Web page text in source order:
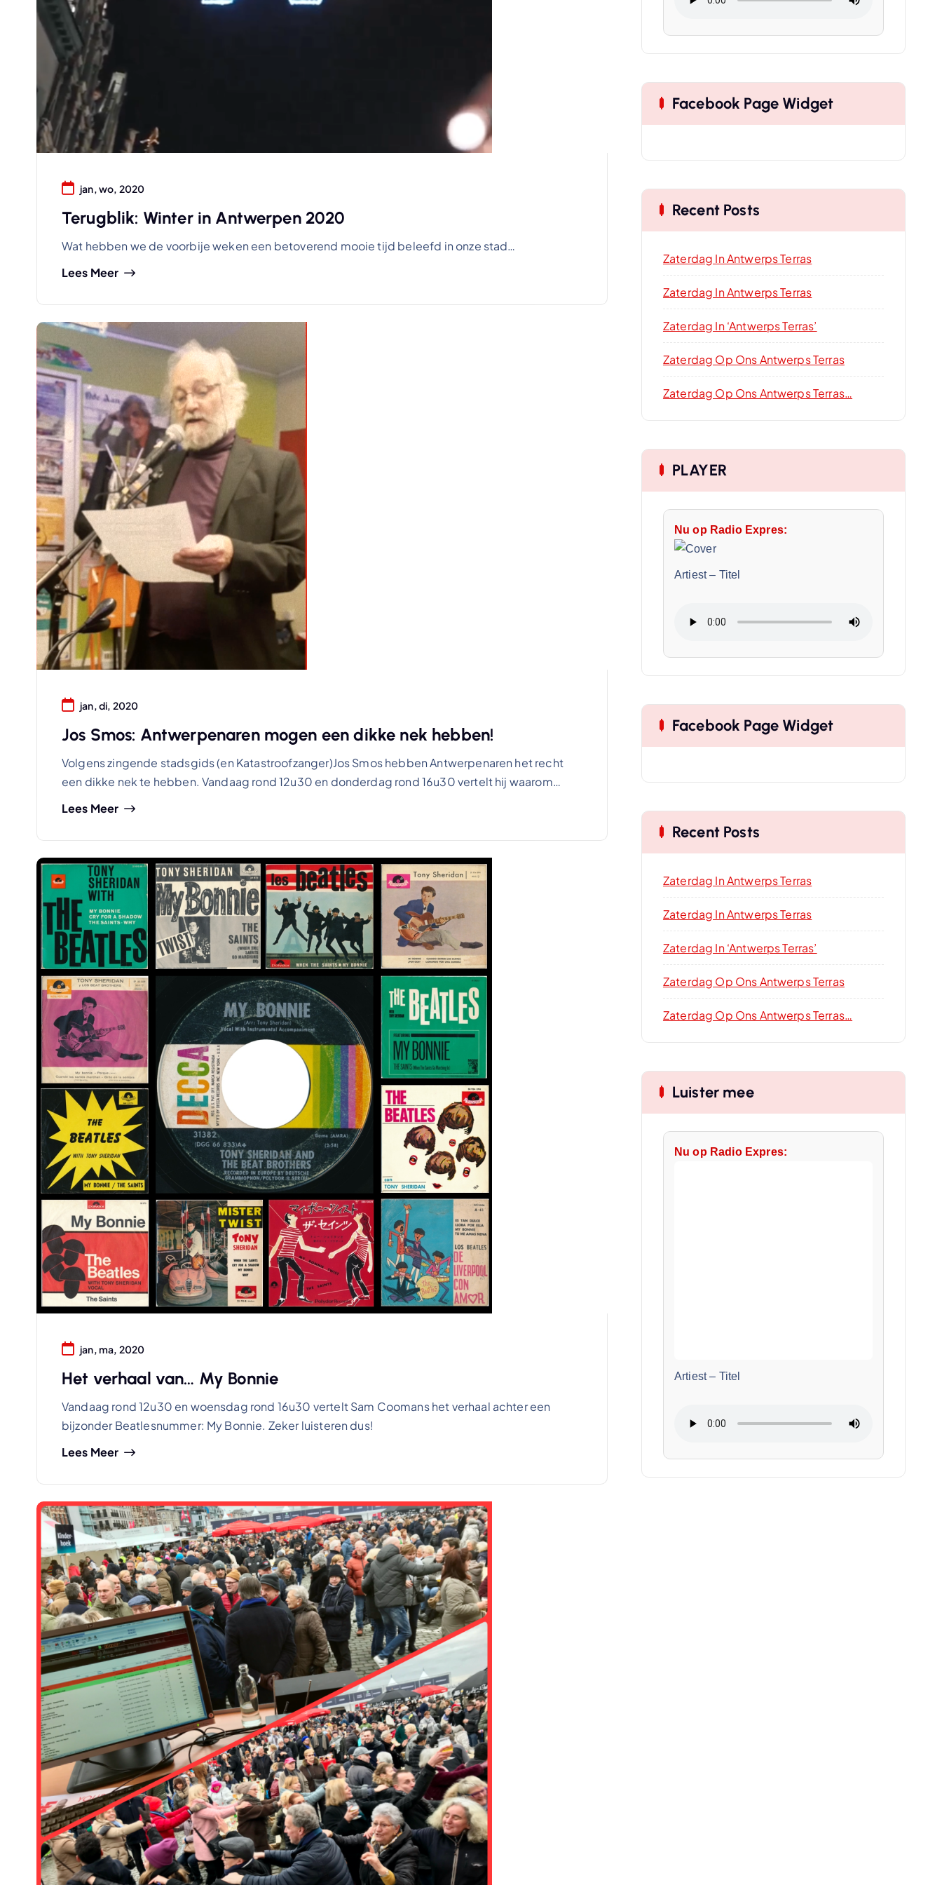
jan, wo, 2020
Terugblik: Winter in Antwerpen 2020
Wat hebben we de voorbije weken een betoverend mooie tijd beleefd in onze stad…
Lees Meer
jan, di, 2020
Jos Smos: Antwerpenaren mogen een dikke nek hebben!
Volgens zingende stadsgids (en Katastroofzanger)Jos Smos hebben Antwerpenaren het recht
een dikke nek te hebben. Vandaag rond 12u30 en donderdag rond 16u30 vertelt hij waarom…
Lees Meer
jan, ma, 2020
Het verhaal van… My Bonnie
Vandaag rond 12u30 en woensdag rond 16u30 vertelt Sam Coomans het verhaal achter een
bijzonder Beatlesnummer: My Bonnie. Zeker luisteren dus!
Lees Meer
Facebook Page Widget
Recent Posts
Zaterdag In Antwerps Terras
Zaterdag In Antwerps Terras
Zaterdag In ‘Antwerps Terras’
Zaterdag Op Ons Antwerps Terras
Zaterdag Op Ons Antwerps Terras…
PLAYER
Nu op Radio Expres:
Artiest– Titel
Facebook Page Widget
Recent Posts
Zaterdag In Antwerps Terras
Zaterdag In Antwerps Terras
Zaterdag In ‘Antwerps Terras’
Zaterdag Op Ons Antwerps Terras
Zaterdag Op Ons Antwerps Terras…
Luister mee
Nu op Radio Expres:
Artiest– Titel